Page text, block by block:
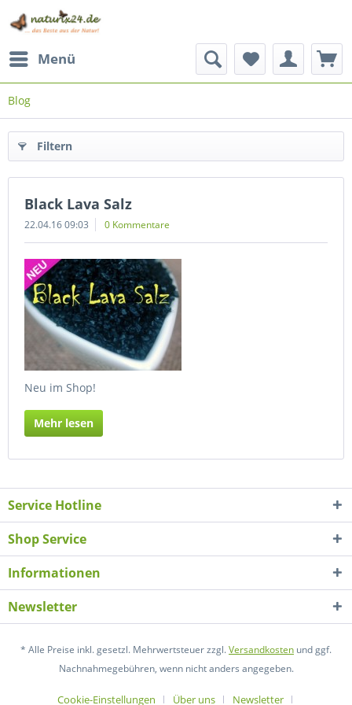
Menü
Blog
Filtern
Black Lava Salz
22.04.16 09:03 0 Kommentare
Neu im Shop!
Mehr lesen
Service Hotline
Shop Service
Informationen
Newsletter
* Alle Preise inkl. gesetzl. Mehrwertsteuer zzgl.Versandkosten und ggf.
Nachnahmegebühren, wenn nicht anders angegeben.
Cookie-Einstellungen Über uns Newsletter